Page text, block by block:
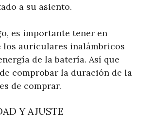
a su asiento.
es importante tener en
los auriculares inalámbricos
de la batería. Así que
comprobar la duración de la
de comprar.
Y AJUSTE